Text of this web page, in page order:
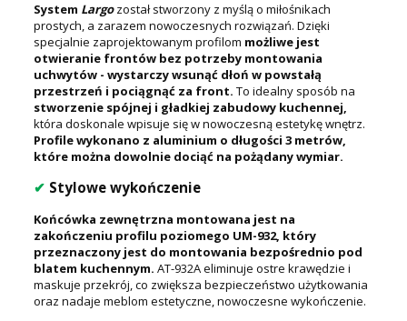
System Largozostał stworzony z myślą o miłośnikach
prostych, a zarazem nowoczesnych rozwiązań. Dzięki
specjalnie zaprojektowanym profilom możliwe jest
otwieranie frontów bez potrzeby montowania
uchwytów - wystarczy wsunąć dłoń w powstałą
przestrzeń i pociągnąć za front. To idealny sposób na
stworzenie spójnej i gładkiej zabudowy kuchennej,
która doskonale wpisuje się w nowoczesną estetykę wnętrz.
Profile wykonano z aluminium o długości 3 metrów,
które można dowolnie dociąć na pożądany wymiar.
✔ Stylowe wykończenie
Końcówka zewnętrzna montowana jest na
zakończeniu profilu poziomego UM-932, który
przeznaczony jest do montowania bezpośrednio pod
blatem kuchennym. AT-932A eliminuje ostre krawędzie i
maskuje przekrój, co zwiększa bezpieczeństwo użytkowania
oraz nadaje meblom estetyczne, nowoczesne wykończenie.